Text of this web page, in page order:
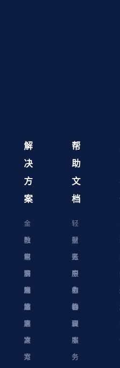
解
决
方
案
金
融
解
决
方
案
教
育
解
决
方
案
电
商
解
决
方
案
游
戏
解
决
方
案
网
站
解
决
方
帮
助
文
档
轻
量
云
服
务
器
财
务
中
心
账
户
中
心
服
务
协
议
软
件
脚
本
物
理
服
务
云
服
务